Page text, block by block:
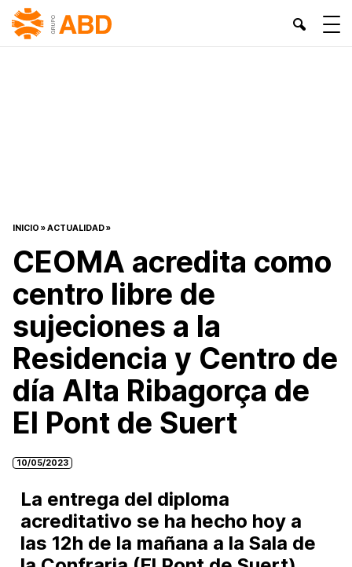
INICIO »ACTUALIDAD»
CEOMA acredita como
centro libre de
sujeciones a la
Residencia y Centro de
día Alta Ribagorça de
El Pont de Suert
10/05/2023
La entrega del diploma
acreditativo se ha hecho hoy a
las 12h de la mañana a la Sala de